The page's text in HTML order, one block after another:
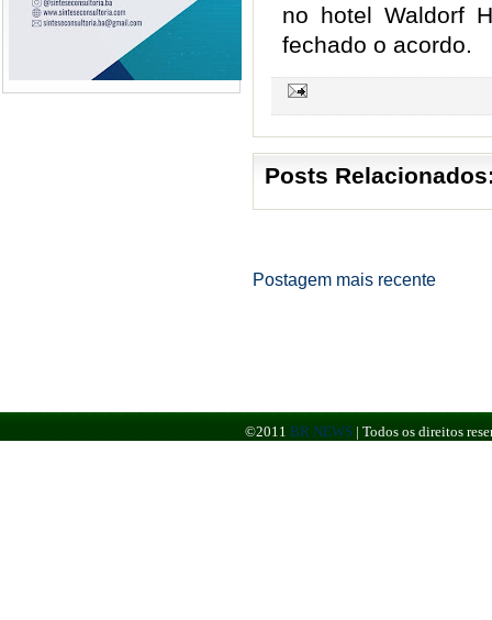
no hotel Waldorf
fechado o acordo.
Posts
Postagem mais recente
©2011 BR NEWS | Todos os direitos